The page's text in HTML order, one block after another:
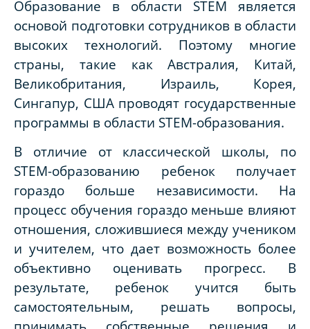
Образование в области STEM является
основой подготовки сотрудников в области
высоких технологий. Поэтому многие
страны, такие как Австралия, Китай,
Великобритания, Израиль, Корея,
Сингапур, США проводят государственные
программы в области STEM-образования.
В отличие от классической школы, по
STEM-образованию ребенок получает
гораздо больше независимости. На
процесс обучения гораздо меньше влияют
отношения, сложившиеся между учеником
и учителем, что дает возможность более
объективно оценивать прогресс. В
результате, ребенок учится быть
самостоятельным, решать вопросы,